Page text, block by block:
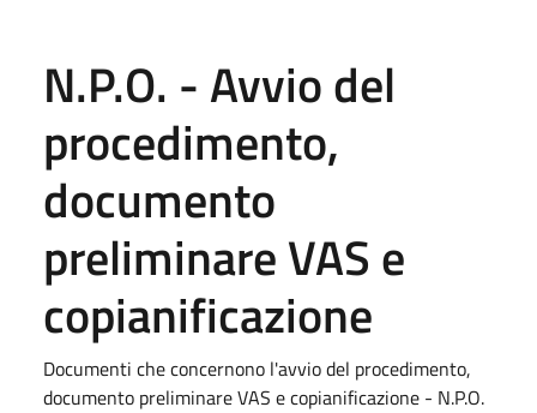
N.P.O. - Avvio del
procedimento,
documento
preliminare VAS e
copianificazione
Documenti che concernono l'avvio del procedimento,
documento preliminare VAS e copianificazione - N.P.O.